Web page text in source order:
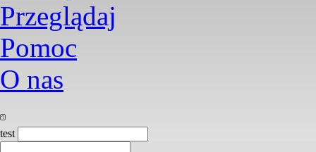
Przeglądaj
Pomoc
O nas
test